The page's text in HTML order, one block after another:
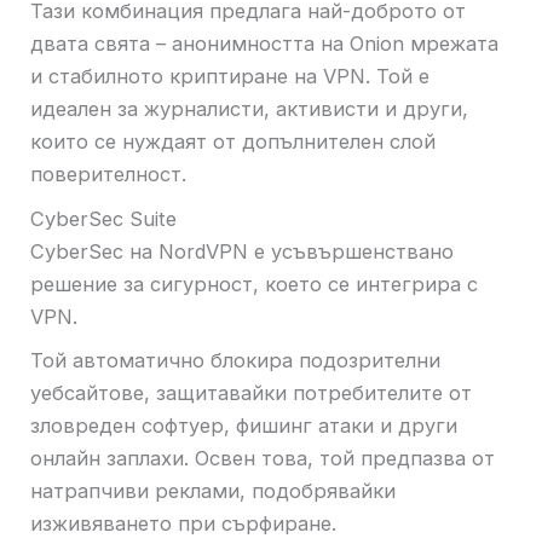
Тази комбинация предлага най-доброто от
двата свята – анонимността на Onion мрежата
и стабилното криптиране на VPN. Той е
идеален за журналисти, активисти и други,
които се нуждаят от допълнителен слой
поверителност.
CyberSec Suite
CyberSec на NordVPN е усъвършенствано
решение за сигурност, което се интегрира с
VPN.
Той автоматично блокира подозрителни
уебсайтове, защитавайки потребителите от
зловреден софтуер, фишинг атаки и други
онлайн заплахи. Освен това, той предпазва от
натрапчиви реклами, подобрявайки
изживяването при сърфиране.